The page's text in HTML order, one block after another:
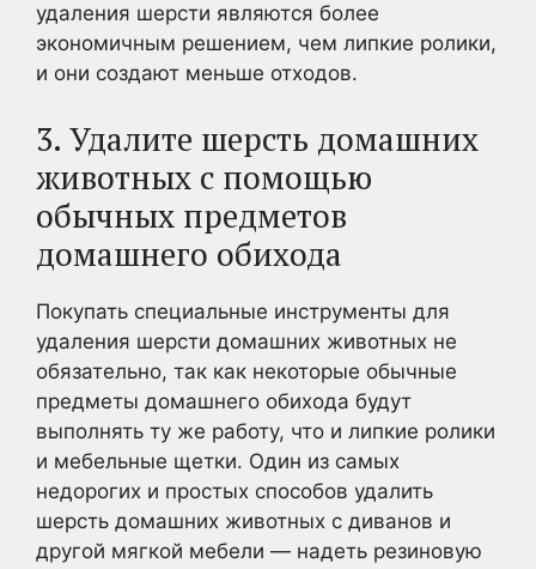
удаления шерсти являются более
экономичным решением, чем липкие ролики,
и они создают меньше отходов.
3. Удалите шерсть домашних
животных с помощью
обычных предметов
домашнего обихода
Покупать специальные инструменты для
удаления шерсти домашних животных не
обязательно, так как некоторые обычные
предметы домашнего обихода будут
выполнять ту же работу, что и липкие ролики
и мебельные щетки. Один из самых
недорогих и простых способов удалить
шерсть домашних животных с диванов и
другой мягкой мебели — надеть резиновую